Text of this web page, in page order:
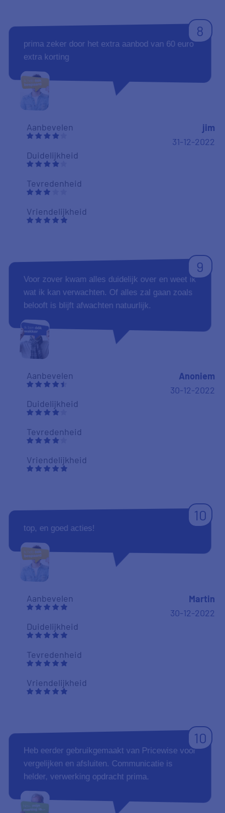
8
prima zeker door het extra aanbod van 60 euro
extra korting
Aanbevelen
Duidelijkheid
Tevredenheid
Vriendelijkheid
jim
31-12-2022
9
Voor zover kwam alles duidelijk over en weet ik
wat ik kan verwachten. Of alles zal gaan zoals
belooft is blijft afwachten natuurlijk.
Aanbevelen
Duidelijkheid
Tevredenheid
Vriendelijkheid
Anoniem
30-12-2022
10
top, en goed acties!
Aanbevelen
Duidelijkheid
Tevredenheid
Vriendelijkheid
Martin
30-12-2022
10
Heb eerder gebruikgemaakt van Pricewise voor
vergelijken en afsluiten. Communicatie is
helder, verwerking opdracht prima.